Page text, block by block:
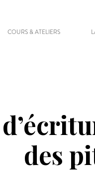
COURS & ATELIERS
des